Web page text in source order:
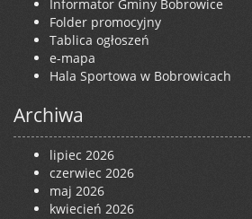
Informator Gminy Bobrowice
Folder promocyjny
Tablica ogłoszeń
e-mapa
Hala Sportowa w Bobrowicach
Archiwa
lipiec 2026
czerwiec 2026
maj 2026
kwiecień 2026